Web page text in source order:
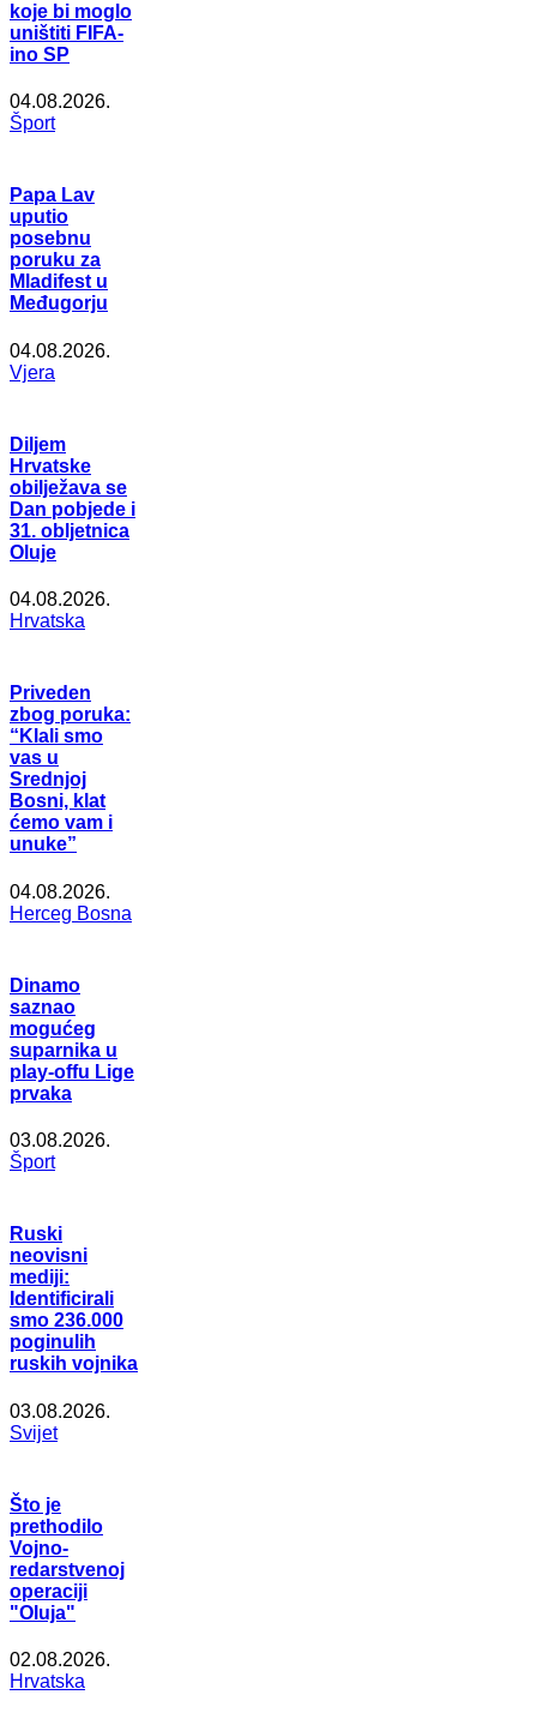
koje bi moglo
uništiti FIFA-
ino SP
04.08.2026.
Šport
Papa Lav
uputio
posebnu
poruku za
Mladifest u
Međugorju
04.08.2026.
Vjera
Diljem
Hrvatske
obilježava se
Dan pobjede i
31. obljetnica
Oluje
04.08.2026.
Hrvatska
Priveden
zbog poruka:
“Klali smo
vas u
Srednjoj
Bosni, klat
ćemo vam i
unuke”
04.08.2026.
Herceg Bosna
Dinamo
saznao
mogućeg
suparnika u
play-offu Lige
prvaka
03.08.2026.
Šport
Ruski
neovisni
mediji:
Identificirali
smo 236.000
poginulih
ruskih vojnika
03.08.2026.
Svijet
Što je
prethodilo
Vojno-
redarstvenoj
operaciji
"Oluja"
02.08.2026.
Hrvatska